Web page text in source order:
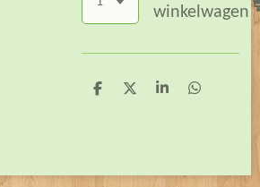
winkelwagen
D
D
S
D